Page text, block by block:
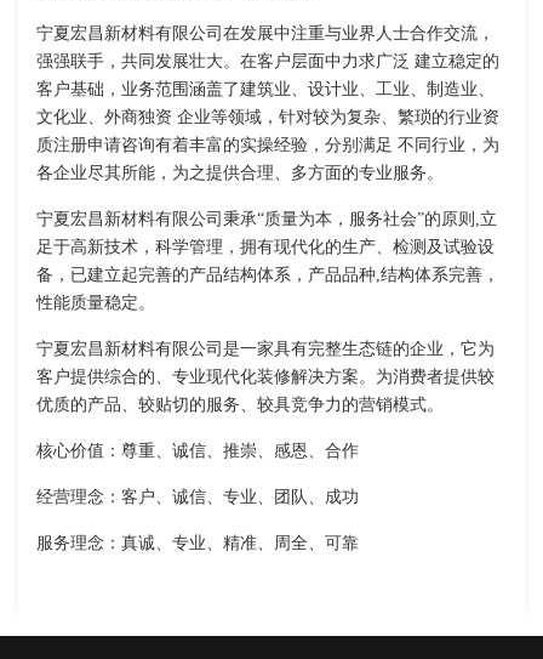
宁夏宏昌新材料有限公司在发展中注重与业界人士合作交流，
强强联手，共同发展壮大。在客户层面中力求广泛 建立稳定的
客户基础，业务范围涵盖了建筑业、设计业、工业、制造业、
文化业、外商独资 企业等领域，针对较为复杂、繁琐的行业资
质注册申请咨询有着丰富的实操经验，分别满足 不同行业，为
各企业尽其所能，为之提供合理、多方面的专业服务。
宁夏宏昌新材料有限公司秉承“质量为本，服务社会”的原则,立
足于高新技术，科学管理，拥有现代化的生产、检测及试验设
备，已建立起完善的产品结构体系，产品品种,结构体系完善，
性能质量稳定。
宁夏宏昌新材料有限公司是一家具有完整生态链的企业，它为
客户提供综合的、专业现代化装修解决方案。为消费者提供较
优质的产品、较贴切的服务、较具竞争力的营销模式。
核心价值：尊重、诚信、推崇、感恩、合作
经营理念：客户、诚信、专业、团队、成功
服务理念：真诚、专业、精准、周全、可靠